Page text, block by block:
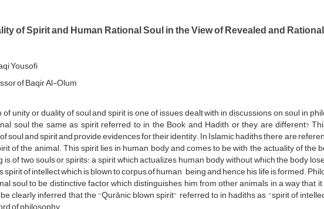
of Spirit and Human Rational Soul in the View of Revealed and
Yousofi
of Baqir Al-Olum
unity or duality of soul and spirit is one of issues dealt with in discussions on soul in
soul the same as spirit referred to in the Book and Hadith or they are different?
soul and spirit and provide evidences for their identity. In Islamic hadiths there are
of the animal. This spirit lies in human body and comes to be with the actuality of the
is of two souls or spirits: a spirit which actualizes human body without which the body
spirit of intellect which is blown to corpus of human being and hence his life is formed.
soul to be distinctive factor which distinguishes him from other animals in a way that
clearly inferred that the "Qurānic blown spirit" referred to in hadiths as "spirit of